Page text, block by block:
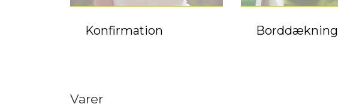
Konfirmation Borddækning
Varer